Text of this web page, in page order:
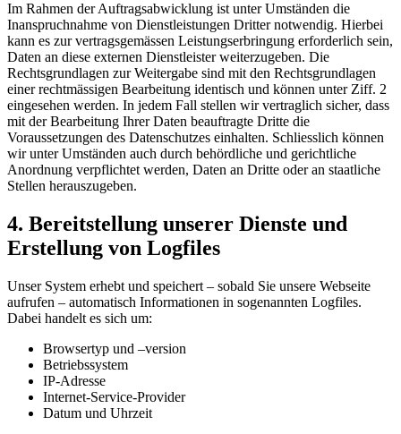
Im Rahmen der Auftragsabwicklung ist unter Umständen die
Inanspruchnahme von Dienstleistungen Dritter notwendig. Hierbei
kann es zur vertragsgemässen Leistungserbringung erforderlich sein,
Daten an diese externen Dienstleister weiterzugeben. Die
Rechtsgrundlagen zur Weitergabe sind mit den Rechtsgrundlagen
einer rechtmässigen Bearbeitung identisch und können unter Ziff. 2
eingesehen werden. In jedem Fall stellen wir vertraglich sicher, dass
mit der Bearbeitung Ihrer Daten beauftragte Dritte die
Voraussetzungen des Datenschutzes einhalten. Schliesslich können
wir unter Umständen auch durch behördliche und gerichtliche
Anordnung verpflichtet werden, Daten an Dritte oder an staatliche
Stellen herauszugeben.
4. Bereitstellung unserer Dienste und
Erstellung von Logfiles
Unser System erhebt und speichert – sobald Sie unsere Webseite
aufrufen – automatisch Informationen in sogenannten Logfiles.
Dabei handelt es sich um:
Browsertyp und –version
Betriebssystem
IP-Adresse
Internet-Service-Provider
Datum und Uhrzeit